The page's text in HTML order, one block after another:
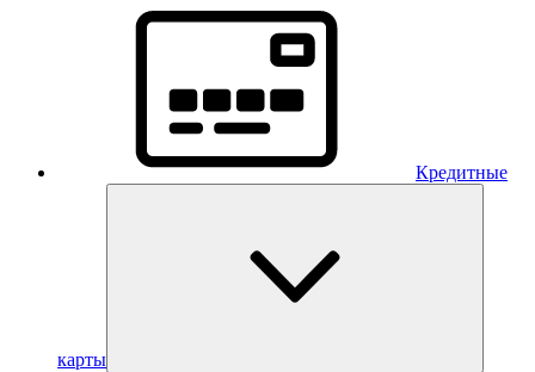
Кредитные
карты